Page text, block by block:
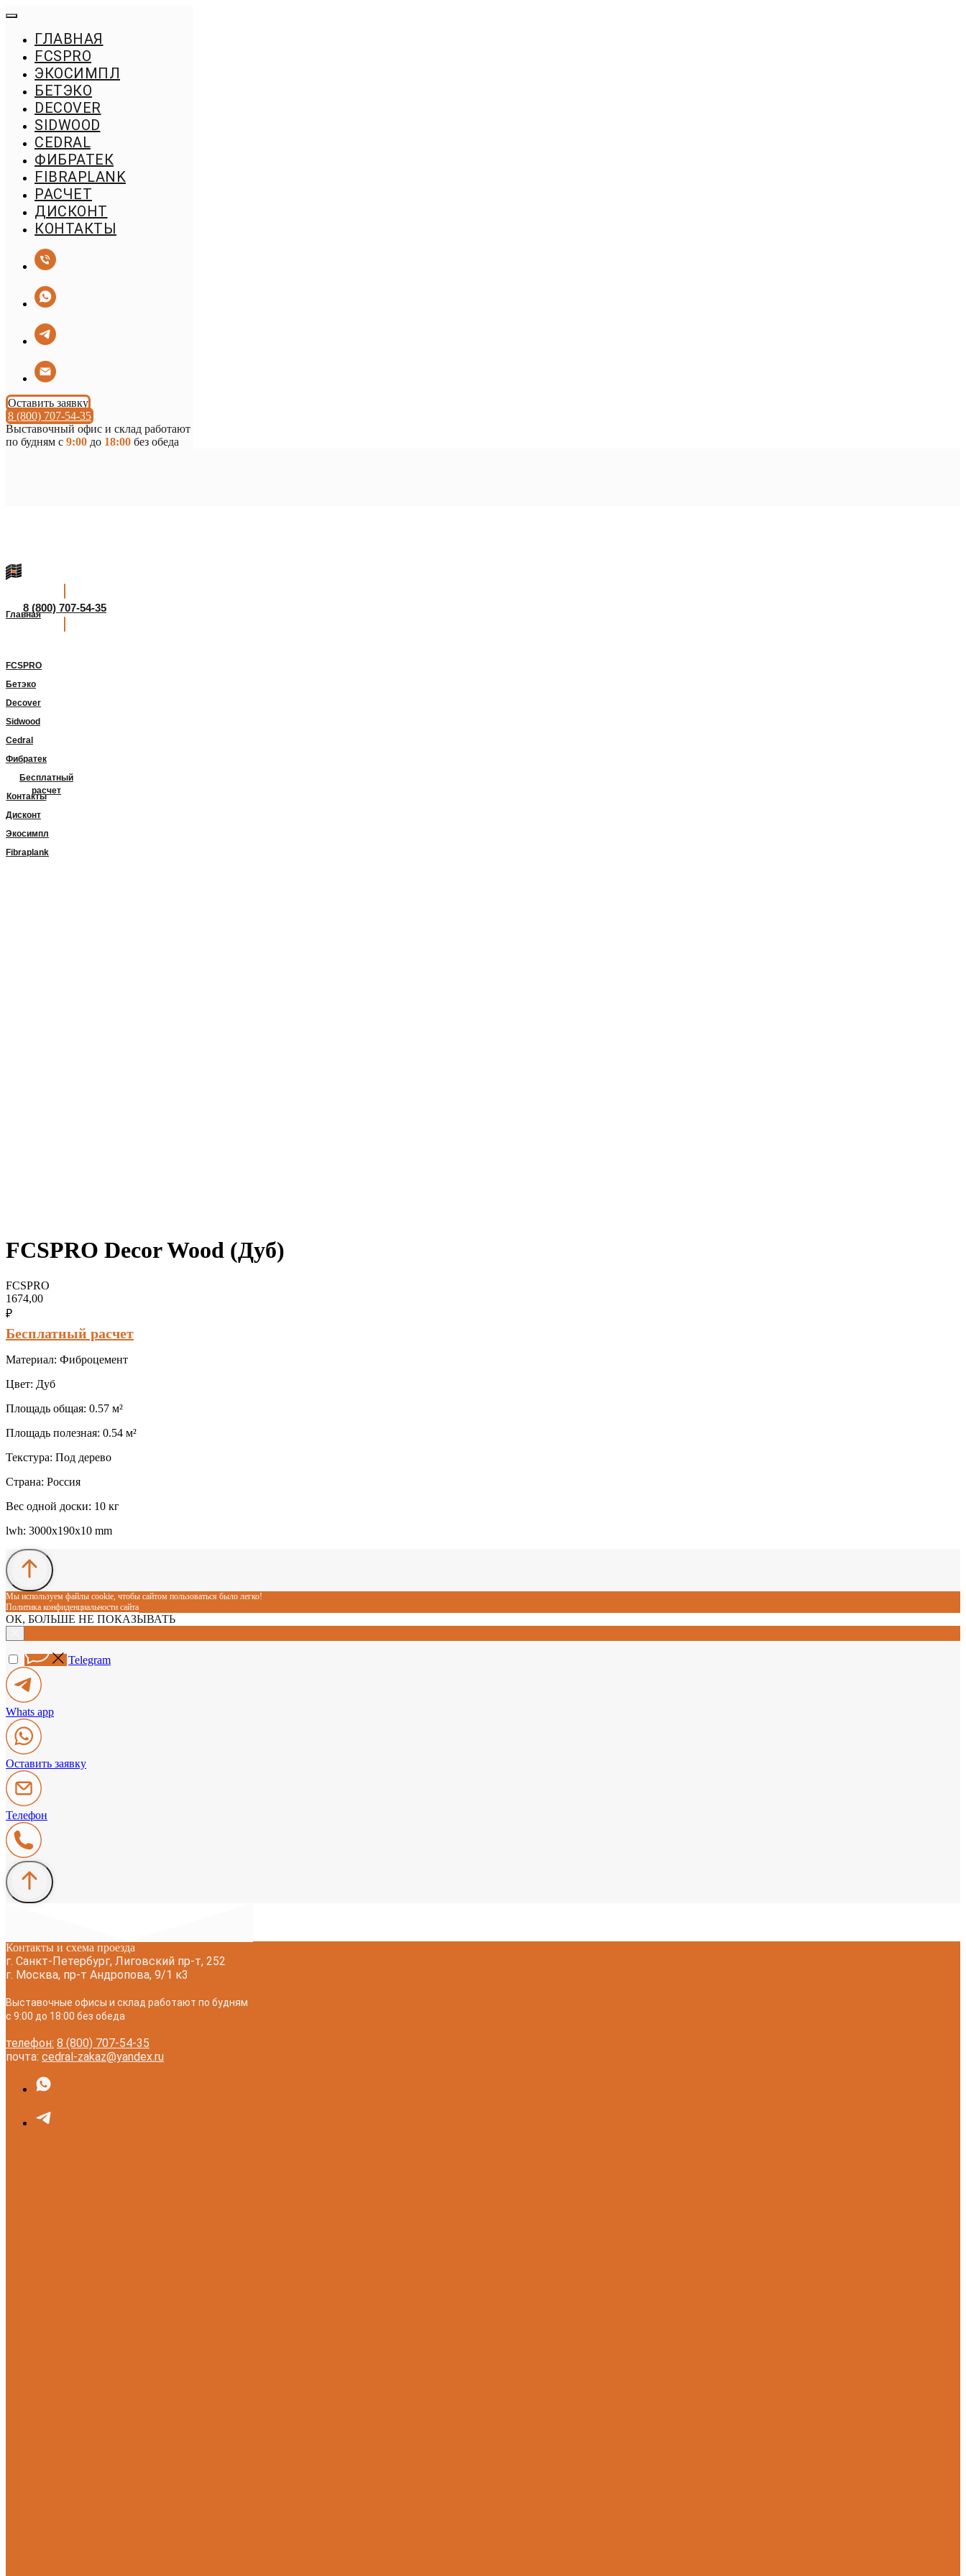
ГЛАВНАЯ
FСSPRO
ЭКОСИМПЛ
БЕТЭКО
DECOVER
SIDWOOD
CEDRAL
ФИБРАТЕК
FIBRAPLANK
РАСЧЕТ
ДИСКОНТ
КОНТАКТЫ
Оставить заявку
8 (800) 707-54-35
Выставочный офис и склад работают
по будням с 9:00 до 18:00 без обеда
8 (800) 707-54-35
Главная
FCSPRO
Бетэко
Decover
Sidwood
Cedral
Фибратек
Бесплатный
расчет
Контакты
Дисконт
Экосимпл
Fibraplank
FCSPRO Decor Wood (Дуб)
FCSPRO
1674,00
₽
Бесплатный расчет
Материал: Фиброцемент
Цвет: Дуб
Площадь общая: 0.57 м²
Площадь полезная: 0.54 м²
Текстура: Под дерево
Страна: Россия
Вес одной доски: 10 кг
lwh: 3000x190x10 mm
Мы используем файлы cookie, чтобы сайтом пользоваться было легко!
Политика конфиденциальности сайта
ОК, БОЛЬШЕ НЕ ПОКАЗЫВАТЬ
Telegram
Whats app
Оставить заявку
Телефон
Контакты и схема проезда
г. Санкт-Петербург, Лиговский пр-т, 252
г. Москва, пр-т Андропова, 9/1 к3
Выставочные офисы и склад работают по будням
с 9:00 до 18:00 без обеда
телефон: 8 (800) 707-54-35
почта: cedral-zakaz@yandex.ru